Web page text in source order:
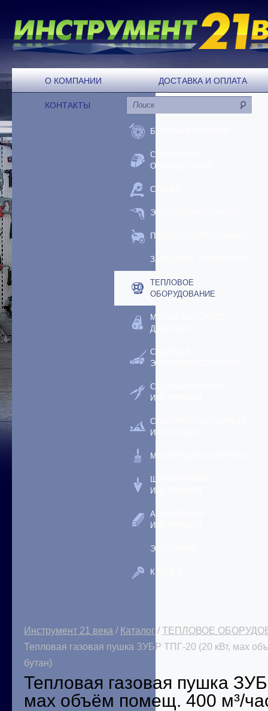
О КОМПАНИИ ДОСТАВКА И ОПЛАТА
КОНТАКТЫ
БЕНЗОИНСТРУМЕНТ
СВАРОЧНОЕ
ОБОРУДОВАНИЕ
СТАНКИ
ЭЛЕКТРОИНСТРУМЕНТ
ПНЕВМООБОРУДОВАНИЕ
ЗАРЯДНЫЕ УСТРОЙСТВА
ТЕПЛОВОЕ
ОБОРУДОВАНИЕ
МОЙКИ ВЫСОКОГО
ДАВЛЕНИЯ
САДОВЫЙ
ЭЛЕКТРОИНСТРУМЕНТ
САДОВЫЙ РУЧНОЙ
ИНСТРУМЕНТ
СТОЛЯРНО-СЛЕСАРНЫЙ
ИНСТРУМЕНТ
МАЛЯРНЫЙ ИНСТРУМЕНТ
ШТУКАТУРНЫЙ
ИНСТРУМЕНТ
АБРАЗИВНЫЙ
ИНСТРУМЕНТ
ЭЛЕКТРИКА
КРЕПЕЖ
Инструмент 21 века / Каталог / ТЕПЛОВОЕ
Тепловая газовая пушка ЗУБР ТПГ-20 (20 кВт, мах
бутан)
Тепловая газовая пушка
мах объём помещ. 400 м³/